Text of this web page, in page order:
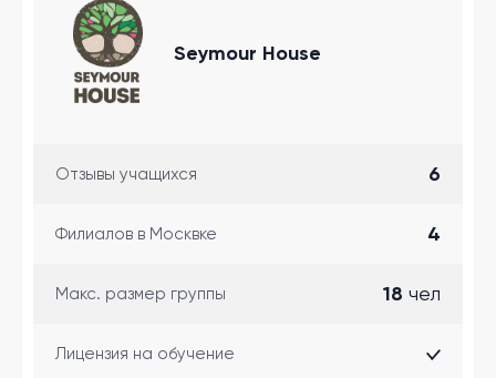
Seymour House
Отзывы учащихся 6
Филиалов в Москвке 4
Макс. размер группы 18 чел
Лицензия на обучение